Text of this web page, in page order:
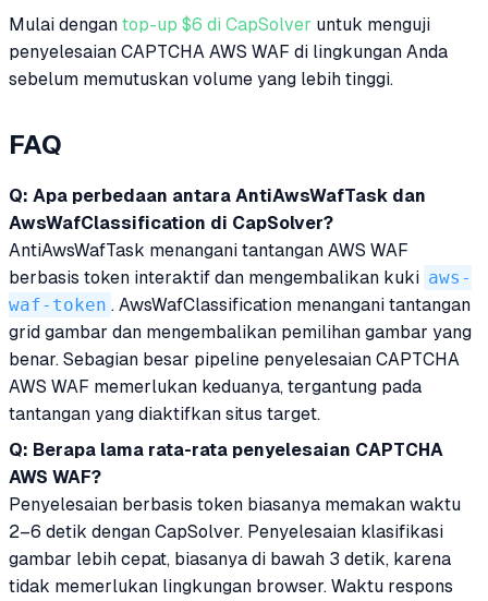
Mulai dengan top-up $6 di CapSolver untuk menguji
penyelesaian CAPTCHA AWS WAF di lingkungan Anda
sebelum memutuskan volume yang lebih tinggi.
FAQ
Q: Apa perbedaan antara AntiAwsWafTask dan
AwsWafClassification di CapSolver?
AntiAwsWafTask menangani tantangan AWS WAF
berbasis token interaktif dan mengembalikan kuki aws-
waf-token . AwsWafClassification menangani tantangan
grid gambar dan mengembalikan pemilihan gambar yang
benar. Sebagian besar pipeline penyelesaian CAPTCHA
AWS WAF memerlukan keduanya, tergantung pada
tantangan yang diaktifkan situs target.
Q: Berapa lama rata-rata penyelesaian CAPTCHA
AWS WAF?
Penyelesaian berbasis token biasanya memakan waktu
2–6 detik dengan CapSolver. Penyelesaian klasifikasi
gambar lebih cepat, biasanya di bawah 3 detik, karena
tidak memerlukan lingkungan browser. Waktu respons